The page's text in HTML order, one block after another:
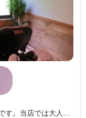
しおんは、穏やかな雰囲気の中で心身を休める場所です。当店では大人の美しさを引き立てるトレンドと個性を融合したカラーの提案が得意です。完全マンツーマンで行われる丁寧なカウンセリングと施術で、白髪やクセ毛、年齢による髪の悩みを解消し、お客様の理想のスタイルを実現します。頭皮ケアを通じて髪と頭皮の土台を整えることで、自然なツヤとまとまりを持つ健康的な髪に仕上げます。また、施術前後に行うMANAトリートメントで、繰り返すほど髪は扱いやすくなり、毎日のスタイリングも楽になります。居心地の良さを感じながら、髪の健康を大切にしたいという方にぴったりのサロンです。駐車場を完備し、ストレスを解消できる空間として皆様をお待ちしています。